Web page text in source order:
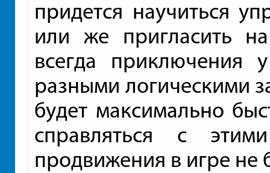
придется научиться
или же пригласить
всегда приключения
разными логическими
будет максимально
справляться с
продвижения в игре не